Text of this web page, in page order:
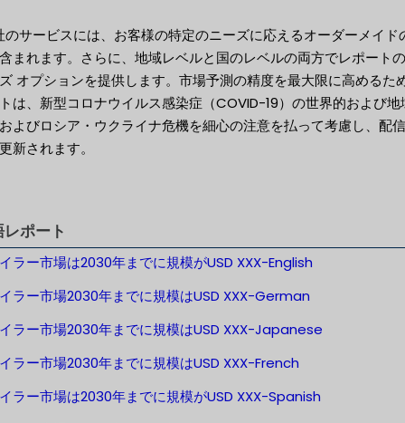
のサービスには、お客様の特定のニーズに応えるオーダーメイド
まれます。さらに、地域レベルと国のレベルの両方でレポート
オプションを提供します。市場予測の精度を最大限に高めるた
は、新型コロナウイルス感染症（COVID-19）の世界的および地
よびロシア・ウクライナ危機を細心の注意を払って考慮し、配
新されます。
ポート
ラー市場は2030年までに規模がUSD XXX-English
ラー市場2030年までに規模はUSD XXX-German
ラー市場2030年までに規模はUSD XXX-Japanese
ラー市場2030年までに規模はUSD XXX-French
ラー市場は2030年までに規模がUSD XXX-Spanish